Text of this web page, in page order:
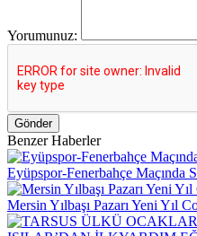
Yorumunuz:
Gönder
Benzer Haberler
Eyüpspor-Fenerbahçe Maçında
Mersin Yılbaşı Pazarı Yeni Yıl